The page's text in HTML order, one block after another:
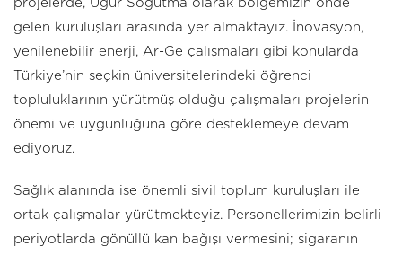
projelerde, Uğur Soğutma olarak bölgemizin önde
gelen kuruluşları arasında yer almaktayız. İnovasyon,
yenilenebilir enerji, Ar-Ge çalışmaları gibi konularda
Türkiye’nin seçkin üniversitelerindeki öğrenci
topluluklarının yürütmüş olduğu çalışmaları projelerin
önemi ve uygunluğuna göre desteklemeye devam
ediyoruz.
Sağlık alanında ise önemli sivil toplum kuruluşları ile
ortak çalışmalar yürütmekteyiz. Personellerimizin belirli
periyotlarda gönüllü kan bağışı vermesini; sigaranın